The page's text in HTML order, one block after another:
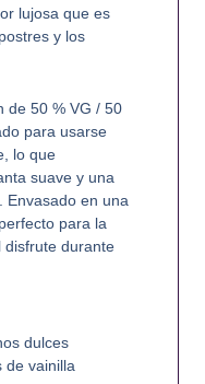
lujosa que es
y los
de 50 % VG / 50
para usarse
lo que
suave y una
Envasado en una
para la
disfrute durante
dulces
de vainilla